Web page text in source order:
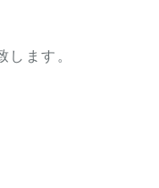
します。